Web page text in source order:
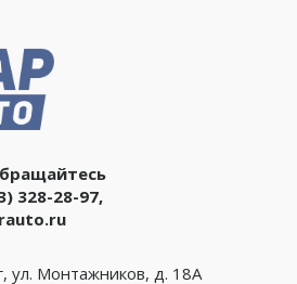
328-28-97,
ул. Монтажников, д. 18А